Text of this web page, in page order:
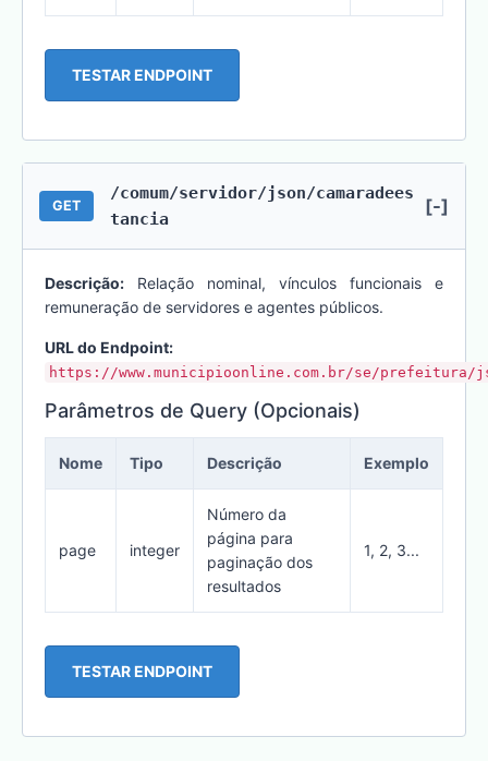
TESTAR ENDPOINT
GET
/comum/servidor/json/camaradees
tancia
[-]
Descrição: Relação nominal, vínculos funcionais e
remuneração de servidores e agentes públicos.
URL do Endpoint:
https://www.municipioonline.com.br/se/prefeitura/
Parâmetros de Query (Opcionais)
Nome Tipo Descrição Exemplo
page integer
Número da
página para
paginação dos
resultados
1, 2, 3...
TESTAR ENDPOINT